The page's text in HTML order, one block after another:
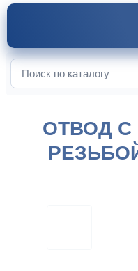
Искать:
резьбой FB 32 x 3/4″
ОТВОД С